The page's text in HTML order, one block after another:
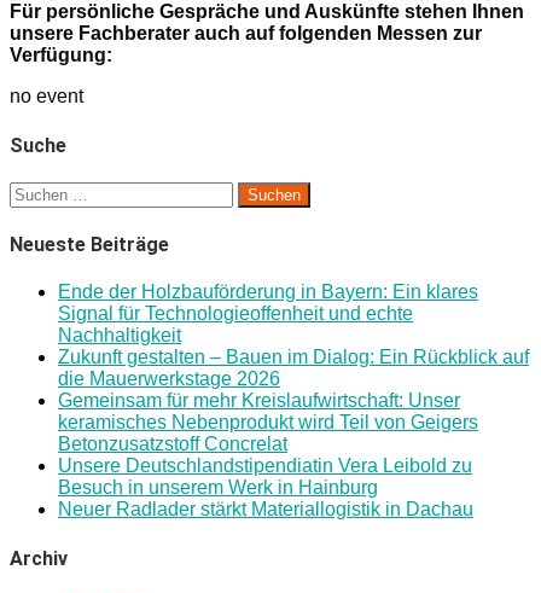
Für persönliche Gespräche und Auskünfte stehen Ihnen
unsere Fachberater auch auf folgenden Messen zur
Verfügung:
no event
Suche
Suchen
nach:
Neueste Beiträge
Ende der Holzbauförderung in Bayern: Ein klares
Signal für Technologieoffenheit und echte
Nachhaltigkeit
Zukunft gestalten – Bauen im Dialog: Ein Rückblick auf
die Mauerwerkstage 2026
Gemeinsam für mehr Kreislaufwirtschaft: Unser
keramisches Nebenprodukt wird Teil von Geigers
Betonzusatzstoff Concrelat
Unsere Deutschlandstipendiatin Vera Leibold zu
Besuch in unserem Werk in Hainburg
Neuer Radlader stärkt Materiallogistik in Dachau
Archiv